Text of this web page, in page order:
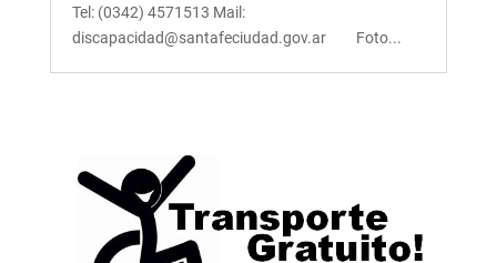
Tel: (0342) 4571513 Mail:
discapacidad@santafeciudad.gov.ar Foto...